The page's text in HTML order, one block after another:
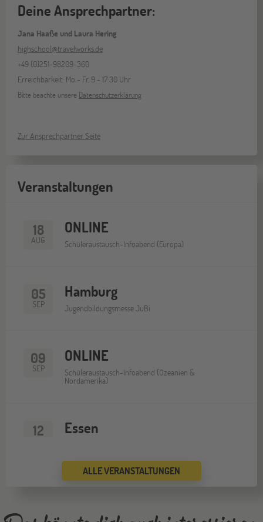
Deine Ansprechpartner:
Jana Haaße und Laura Hering
highschool@travelworks.de
+49 (0)251-98209-360
Erreichbarkeit: Mo - Fr, 9 - 17:30 Uhr
Bitte beachte unsere Datenschutzerklärung
Zur Ansprechpartner Seite
Veranstaltungen
18
AUG
ONLINE
Schüleraustausch-Infoabend (Europa)
05
SEP
Hamburg
Jugendbildungsmesse JuBi
09
SEP
ONLINE
Schüleraustausch-Infoabend (Ozeanien &
Nordamerika)
12 Essen
ALLE VERANSTALTUNGEN